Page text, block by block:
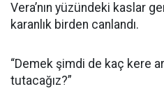
Vera’nın yüzündeki kaslar
karanlık birden canlandı.
“Demek şimdi de kaç kere
tutacağız?”